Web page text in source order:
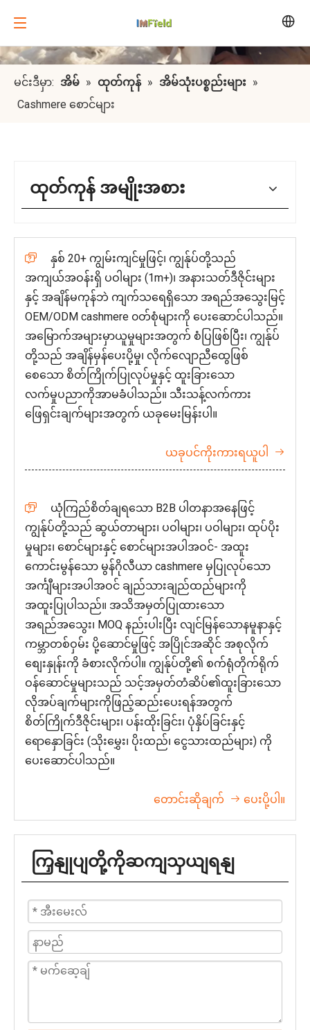
မင်းဒီမှာ: အိမ် » ထုတ်ကုန် » အိမ်သုံးပစ္စည်းများ »
Cashmere စောင်များ
ထုတ်ကုန် အမျိုးအစား

နှစ် 20+ ကျွမ်းကျင်မှုဖြင့်၊ ကျွန်ုပ်တို့သည်
အကျယ်အဝန်းရှိ ပဝါများ (1m+)၊ အနားသတ်ဒီဇိုင်းများ
နှင့် အချိန်မကုန်ဘဲ ကျက်သရေရှိသော အရည်အသွေးမြင့်
OEM/ODM cashmere ၀တ်စုံများကို ပေးဆောင်ပါသည်။
အမြောက်အများမှာယူမှုများအတွက် စံပြဖြစ်ပြီး၊ ကျွန်ုပ်
တို့သည် အချိန်မှန်ပေးပို့မှု၊ လိုက်လျောညီထွေဖြစ်
စေသော စိတ်ကြိုက်ပြုလုပ်မှုနှင့် ထူးခြားသော
လက်မှုပညာကိုအာမခံပါသည်။ သီးသန့်လက်ကား
ဖြေရှင်းချက်များအတွက် ယခုမေးမြန်းပါ။
ယခုပင်ကိုးကားရယူပါ 

ယုံကြည်စိတ်ချရသော B2B ပါတနာအနေဖြင့်
ကျွန်ုပ်တို့သည် ဆွယ်တာများ၊ ပဝါများ၊ ပဝါများ၊ ထုပ်ပိုး
မှုများ၊ စောင်များနှင့် စောင်များအပါအဝင်- အထူး
ကောင်းမွန်သော မွန်ဂိုလီယာ cashmere မှပြုလုပ်သော
အင်္ကျီများအပါအဝင် ချည်သားချည်ထည်များကို
အထူးပြုပါသည်။ အသိအမှတ်ပြုထားသော
အရည်အသွေး၊ MOQ နည်းပါးပြီး လျင်မြန်သောနမူနာနှင့်
ကမ္ဘာတစ်ဝှမ်း ပို့ဆောင်မှုဖြင့် အပြိုင်အဆိုင် အစုလိုက်
စျေးနှုန်းကို ခံစားလိုက်ပါ။ ကျွန်ုပ်တို့၏ စက်ရုံတိုက်ရိုက်
ဝန်ဆောင်မှုများသည် သင့်အမှတ်တံဆိပ်၏ထူးခြားသော
လိုအပ်ချက်များကိုဖြည့်ဆည်းပေးရန်အတွက်
စိတ်ကြိုက်ဒီဇိုင်းများ၊ ပန်းထိုးခြင်း၊ ပုံနှိပ်ခြင်းနှင့်
ရောနှောခြင်း (သိုးမွှေး၊ ပိုးထည်၊ ငွေသားထည်များ) ကို
ပေးဆောင်ပါသည်။
တောင်းဆိုချက်  ပေးပို့ပါ။
ကြှနျုပျတို့ကိုဆကျသှယျရနျ